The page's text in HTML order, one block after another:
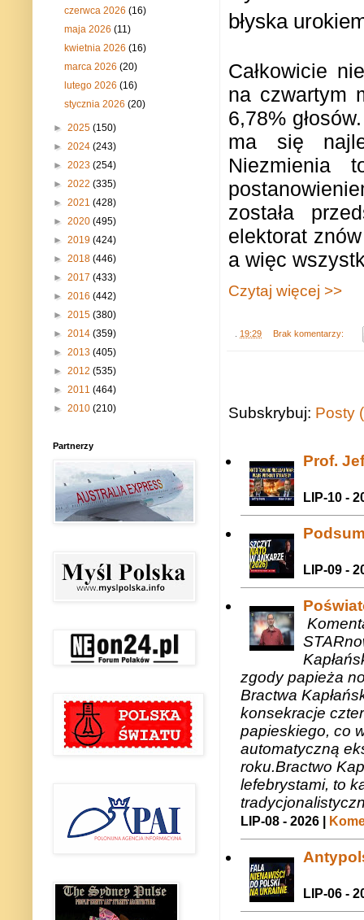
błyska
Całkowicie
na czwartym
6,78%
ma się
Niezmienia
została
elektorat
a więc
Czytaj więcej >>
19:29 Brak komentarzy:
Subskrybuj: Posty
Prof.
LIP-10 -
LIP-09 -
zgody papieża
Bractwa
konsekracje
papieskiego, co
automatyczną
roku.Bractwo
lefebrystami, to
LIP-08 - 2026 |
LIP-06 -
czerwca 2026(16)
maja 2026(11)
kwietnia 2026(16)
marca 2026(20)
lutego 2026(16)
stycznia 2026(20)
► 2025 (150)
► 2024 (243)
► 2023 (254)
► 2022 (335)
► 2021 (428)
► 2020 (495)
► 2019 (424)
► 2018 (446)
► 2017 (433)
► 2016 (442)
► 2015 (380)
► 2014 (359)
► 2013 (405)
► 2012 (535)
► 2011 (464)
► 2010 (210)
Partnerzy